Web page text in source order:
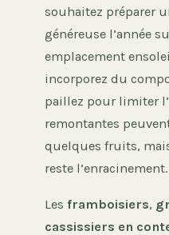
souhaitez préparer
généreuse l’année
emplacement
incorporez du
paillez pour limiter
remontantes
quelques fruits,
reste l’enracinement.
Les framboisiers,
cassissiers en